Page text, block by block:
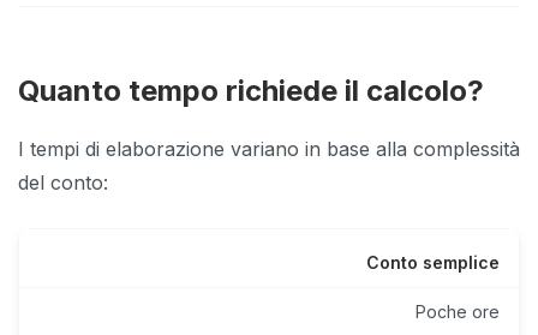
Quanto tempo richiede il calcolo?
I tempi di elaborazione variano in base alla complessità
del conto:
Conto semplice
Poche ore